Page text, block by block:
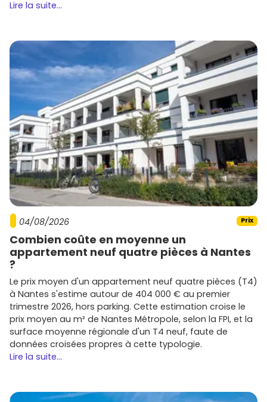
Lire la suite...
04/08/2026 Prix
Combien coûte en moyenne un
appartement neuf quatre pièces à Nantes
?
Le prix moyen d'un appartement neuf quatre pièces (T4)
à Nantes s'estime autour de 404 000 € au premier
trimestre 2026, hors parking. Cette estimation croise le
prix moyen au m² de Nantes Métropole, selon la FPI, et la
surface moyenne régionale d'un T4 neuf, faute de
données croisées propres à cette typologie.
Lire la suite...